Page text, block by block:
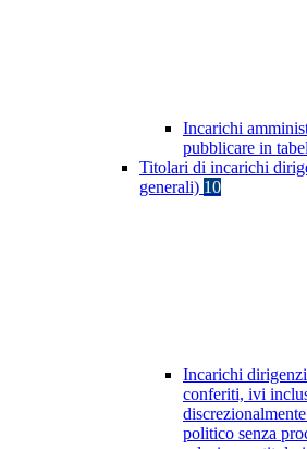
Incarichi
pubblicare in
Titolari di incarichi
generali) 10
Incarichi
conferiti, ivi
politico senza